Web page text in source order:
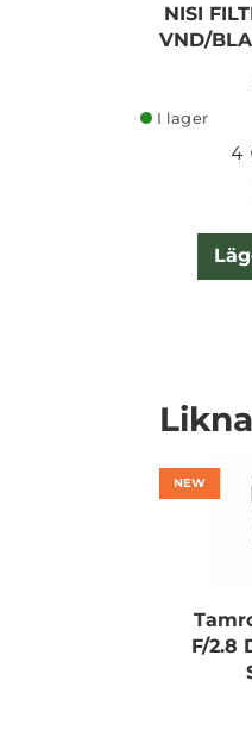
NISI
VND/
I lager
4
NEW
F/2.8